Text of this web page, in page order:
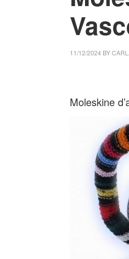
11/12/2024 BY
Moleskine